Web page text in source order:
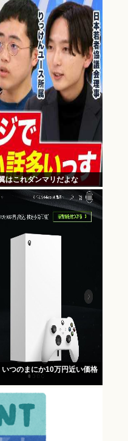
はこれダンマリだよな
つのまにか10万円近い価格